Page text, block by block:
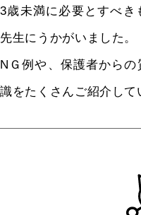
3歳未満に必要とすべき
先生にうかがいました。
NＧ例や、保護者から
識をたくさんご紹介して